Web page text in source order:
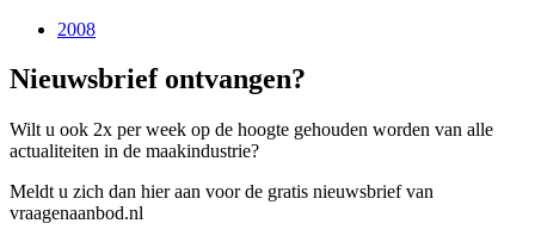
2008
Nieuwsbrief ontvangen?
Wilt u ook 2x per week op de hoogte gehouden worden van alle
actualiteiten in de maakindustrie?
Meldt u zich dan hier aan voor de gratis nieuwsbrief van
vraagenaanbod.nl